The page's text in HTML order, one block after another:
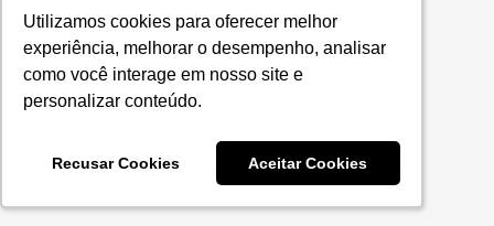
Utilizamos cookies para oferecer melhor
experiência, melhorar o desempenho, analisar
como você interage em nosso site e
personalizar conteúdo.
Recusar Cookies Aceitar Cookies
Utilizamos cookies para oferecer melhor
experiência, melhorar o desempenho, analisar
como você interage em nosso site e
personalizar conteúdo.
Recusar Cookies Aceitar Cookies
Porto Alegre - RS | CEP: 90620-103